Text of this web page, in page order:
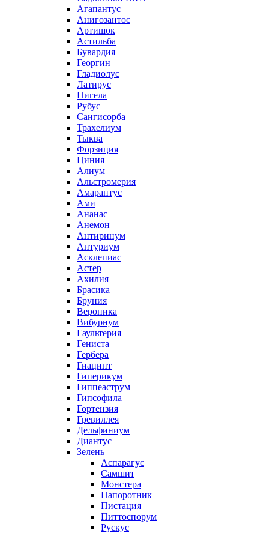
Агапантус
Анигозантос
Артишок
Астильба
Бувардия
Георгин
Гладиолус
Латирус
Нигела
Рубус
Сангисорба
Трахелиум
Тыква
Форзиция
Циния
Алиум
Альстромерия
Амарантус
Ами
Ананас
Анемон
Антиринум
Антуриум
Асклепиас
Астер
Ахилия
Брасика
Бруния
Вероника
Вибурнум
Гаультерия
Гениста
Гербера
Гиацинт
Гиперикум
Гиппеаструм
Гипсофила
Гортензия
Гревиллея
Дельфиниум
Диантус
Зелень
Аспарагус
Самшит
Монстера
Папоротник
Пистация
Питтоспорум
Рускус